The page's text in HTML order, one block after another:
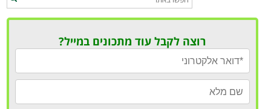
רוצה לקבל עוד מתכונים במייל?